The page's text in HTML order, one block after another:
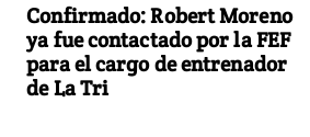
Confirmado: Robert Moreno
ya fue contactado por la FEF
para el cargo de entrenador
de La Tri